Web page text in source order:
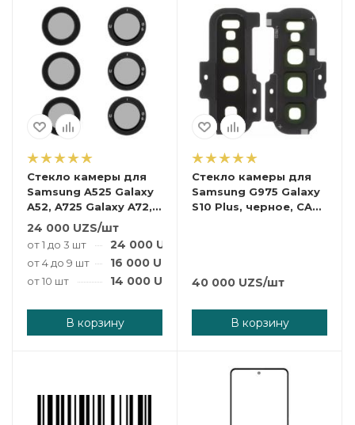
Стекло камеры для
Samsung A525 Galaxy
A52, A725 Galaxy A72,
черное, комплект 3
шт. CAM-GLASS-SAM-
A725
24 000 UZS/шт
от 1 до 3 шт 24 000UZS
от 4 до 9 шт 16 000UZS
от 10 шт 14 000UZS /шт
В корзину
Стекло камеры для
Samsung G975 Galaxy
S10 Plus, черное, CAM-
40 000 UZS/шт
В корзину